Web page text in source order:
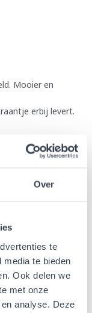
Over
te
te bieden
Ook delen we
met onze
analyse. Deze
Mooier en
erbij levert.
en past goed in
Had eerst de